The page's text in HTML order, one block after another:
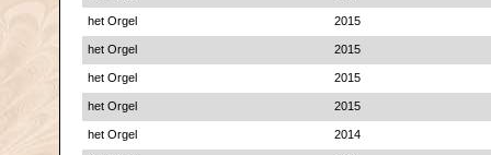
het Orgel 2015
het Orgel 2015
het Orgel 2015
het Orgel 2015
het Orgel 2014